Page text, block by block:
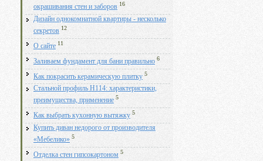
окрашивания стен и заборов 16
Дизайн однокомнатной квартиры - несколько
секретов 12
О сайте 11
Заливаем фундамент для бани правильно 6
Как покрасить керамическую плитку 5
Стальной профиль Н114: характеристики,
преимущества, применение 5
Как выбрать кухонную вытяжку 5
Купить диван недорого от производителя
«Мебелико» 5
Отделка стен гипсокартоном 5